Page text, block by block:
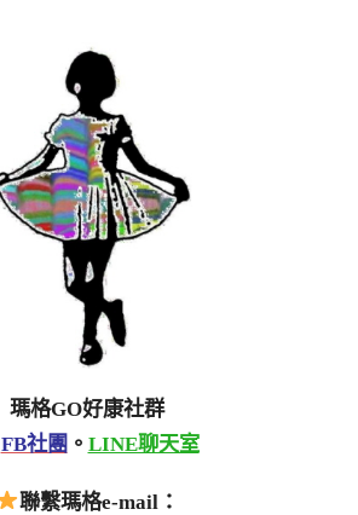
瑪格GO好康社群
FB社團 。 LINE聊天室
聯繫瑪格e-mail：